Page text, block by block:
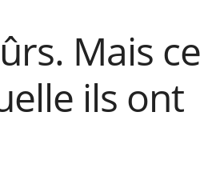
Mais ce
ils ont